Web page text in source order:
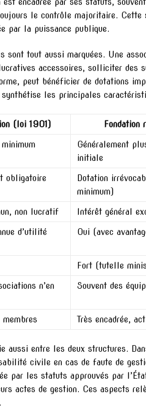
le contrôle majoritaire.
par la puissance publique.
tout aussi marquées. Une
accessoires, solliciter des
peut bénéficier de dotations
les principales
(loi 1901) Fondation
Généralement
initiale
obligatoire
Dotation
minimum)
non lucratif Intérêt général
d’utilité
Oui (avec
Fort (tutelle
n’en
Souvent des
membres Très encadrée,
aussi entre les deux structures.
civile en cas de faute de
par les statuts approuvés par
actes de gestion. Ces aspects